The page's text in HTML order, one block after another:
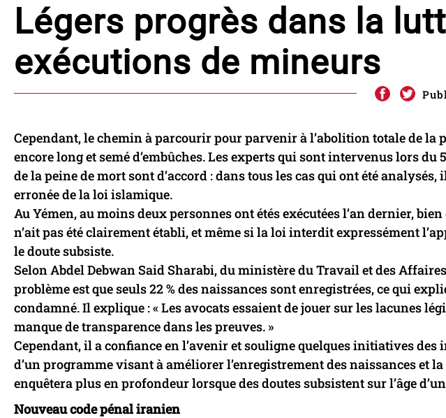
Légers progrès dans la
exécutions de mineurs
Cependant, le chemin à parcourir pour parvenir à l’abolition totale de la
encore long et semé d’embûches. Les experts qui sont intervenus lors
de la peine de mort sont d’accord : dans tous les cas qui ont été
erronée de la loi islamique.
Au Yémen, au moins deux personnes ont étés exécutées l’an dernier,
n’ait pas été clairement établi, et même si la loi interdit expressément
le doute subsiste.
Selon Abdel Debwan Said Sharabi, du ministère du Travail et des
problème est que seuls 22 % des naissances sont enregistrées, ce qui
condamné. Il explique : « Les avocats essaient de jouer sur les lacunes
manque de transparence dans les preuves. »
Cependant, il a confiance en l’avenir et souligne quelques initiatives
d’un programme visant à améliorer l’enregistrement des naissances et
enquêtera plus en profondeur lorsque des doutes subsistent sur l’âge
Nouveau code pénal iranien